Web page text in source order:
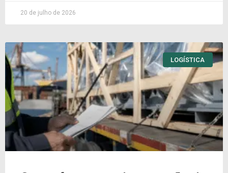
20 de julho de 2026
LOGÍSTICA